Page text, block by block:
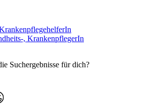
, KrankenpflegerIn
Suchergebnisse für dich?